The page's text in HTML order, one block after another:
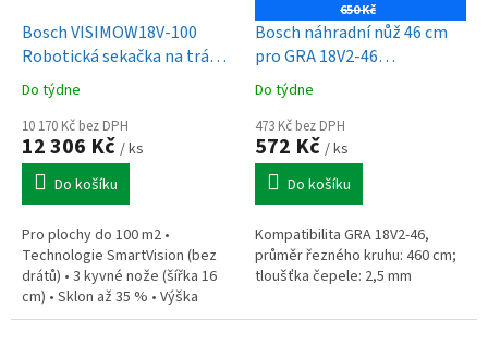
Bosch VISIMOW18V-100
Robotická sekačka na trávu
(0.600.8E1.002)
Do týdne
10 170 Kč bez DPH
12 306 Kč / ks
Do košíku
Pro plochy do 100 m2 •
Technologie SmartVision (bez
drátů) • 3 kyvné nože (šířka 16
cm) • Sklon až 35 % • Výška
střihu 20–60 mm • Systém
650 Kč
Bosch náhradní nůž 46 cm
pro GRA 18V2-46
Professional (F.016.800.638)
Do týdne
473 Kč bez DPH
572 Kč / ks
Do košíku
Kompatibilita GRA 18V2-46,
průměr řezného kruhu: 460 cm;
tloušťka čepele: 2,5 mm